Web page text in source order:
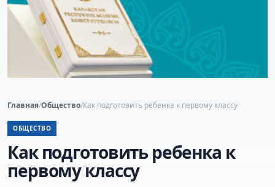
Главная/Общество/Как подготовить ребенка к первому классу
ОБЩЕСТВО
Как подготовить ребенка к
первому классу